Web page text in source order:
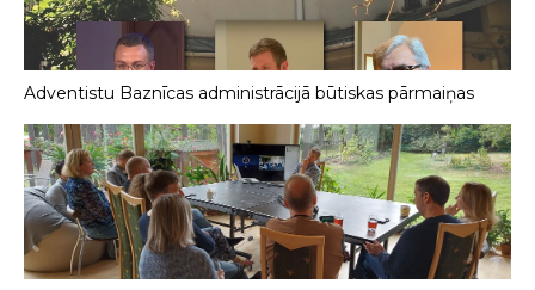
Adventistu Baznīcas administrācijā būtiskas pārmaiņas